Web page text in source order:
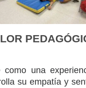
una
su empatía y